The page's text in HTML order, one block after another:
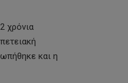
χρόνια
και η